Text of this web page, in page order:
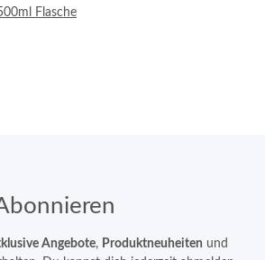
Flasche
Angebote, Produktneuheiten und